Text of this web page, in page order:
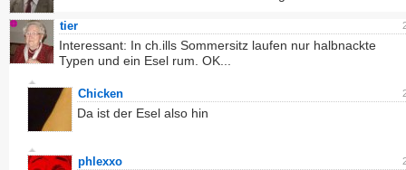
tier
Interessant: In ch.ills Sommersitz laufen nur halbnackte
Typen und ein Esel rum. OK...
Chicken
Da ist der Esel also hin
phlexxo